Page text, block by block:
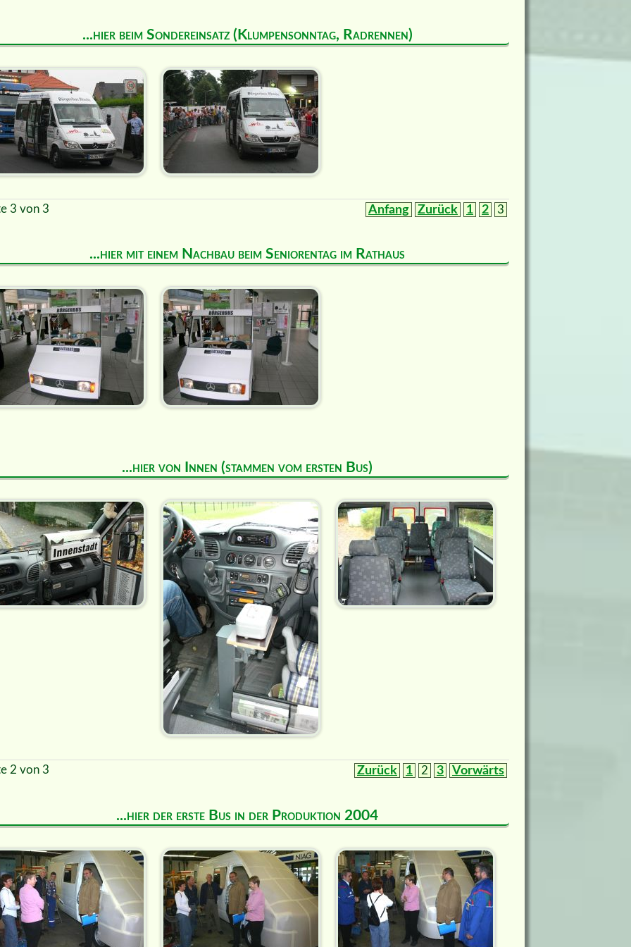
...hier beim Sondereinsatz (Klumpensonntag, Radrennen)
3 von 3 Anfang Zurück 1 2 3
...hier mit einem Nachbau beim Seniorentag im Rathaus
...hier von Innen (stammen vom ersten Bus)
2 von 3 Zurück 1 2 3 Vorwärts
...hier der erste Bus in der Produktion 2004